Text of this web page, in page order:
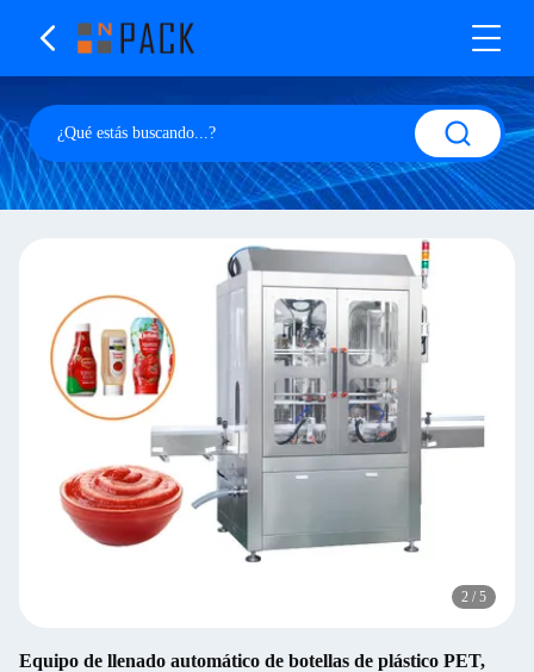
2 / 5
Equipo de llenado automático de botellas de plástico PET,